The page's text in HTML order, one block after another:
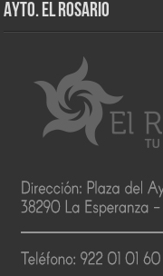
AYTO. EL ROSARIO